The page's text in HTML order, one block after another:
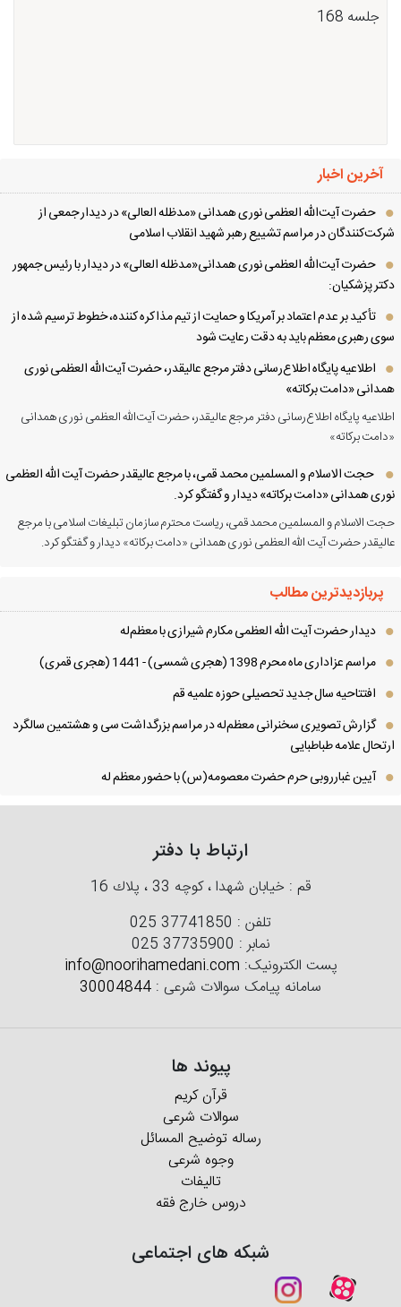
جلسه 168
آخرین اخبار
حضرت آیت‌الله العظمی نوری همدانی «مدظله العالی» در دیدار جمعی از
در مراسم تشییع رهبر شهید انقلاب اسلامی
حضرت آیت‌الله العظمی نوری همدانی«مدظله العالی» در دیدار با رئیس جمهور
پزشکیان:
تأکید بر عدم اعتماد بر آمریکا و حمایت از تیم مذاکره کننده، خطوط ترسیم شده از
رهبری معظم باید به دقت رعایت شود
اطلاعیه پایگاه اطلاع‌رسانی دفتر مرجع عالیقدر، حضرت آیت‌الله العظمی نوری
«دامت برکاته»
پایگاه اطلاع‌رسانی دفتر مرجع عالیقدر، حضرت آیت‌الله العظمی نوری همدانی
برکاته»
حجت الاسلام و المسلمین محمد قمی، با مرجع عالیقدر حضرت آیت الله العظمی
همدانی «دامت برکاته» دیدار و گفتگو کرد.
الاسلام و المسلمین محمد قمی، ریاست محترم سازمان تبلیغات اسلامی با مرجع
حضرت آیت الله العظمی نوری همدانی «دامت برکاته» دیدار و گفتگو کرد.
پربازدیدترین مطالب
دیدار حضرت آیت الله العظمی مكارم شیرازی با معظم‌له
مراسم عزاداری ماه محرم 1398 (هجری شمسی) - 1441 (هجری قمری)
افتتاحیه سال جدید تحصیلی حوزه علمیه قم
گزارش تصویری سخنرانی معظم‌له در مراسم بزرگداشت سی و هشتمین سالگرد
علامه طباطبایی
آیین غبارروبی حرم حضرت معصومه(س) با حضور معظم له
ارتباط با دفتر
قم : خیابان شهدا ، كوچه 33 ، پلاك 16
تلفن :025 37741850
نمابر :025 37735900
پست الکترونیک:info@noorihamedani.com
سامانه پیامک سوالات شرعی : 30004844
پیوند ها
قرآن کریم
سوالات شرعی
رساله توضیح المسائل
وجوه شرعی
تالیفات
دروس خارج فقه
شبکه های اجتماعی